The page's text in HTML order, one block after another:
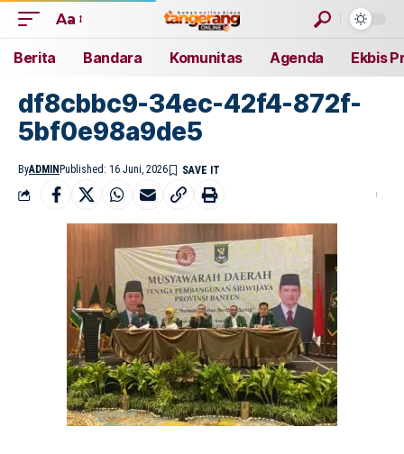
Aa
Berita Bandara Komunitas Agenda Ekbis
df8cbbc9-34ec-42f4-872f-
5bf0e98a9de5
ByADMIN Published: 16 Juni, 2026